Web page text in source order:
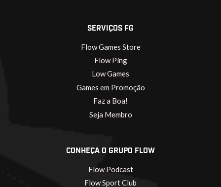
SERVIÇOS FG
Flow Games Store
Flow Ping
Low Games
Games em Promoção
Faz a Boa!
Seja Membro
CONHEÇA O GRUPO FLOW
Flow Podcast
Flow Sport Club